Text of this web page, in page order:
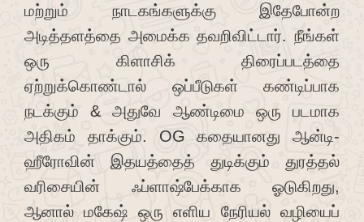
மற்றும் நாடகங்களுக்கு இதேபோன்ற
அடித்தளத்தை அமைக்க தவறிவிட்டார். நீங்கள்
ஒரு கிளாசிக் திரைப்படத்தை
ஏற்றுக்கொண்டால் ஒப்பீடுகள் கண்டிப்பாக
நடக்கும் & அதுவே ஆண்டிமை ஒரு படமாக
அதிகம் தாக்கும். OG கதையானது ஆன்டி-
ஹீரோவின் இதயத்தைத் துடிக்கும் துரத்தல்
வரிசையின் ஃப்ளாஷ்பேக்காக ஓடுகிறது,
ஆனால் மகேஷ் ஒரு எளிய நேரியல் வழியைப்